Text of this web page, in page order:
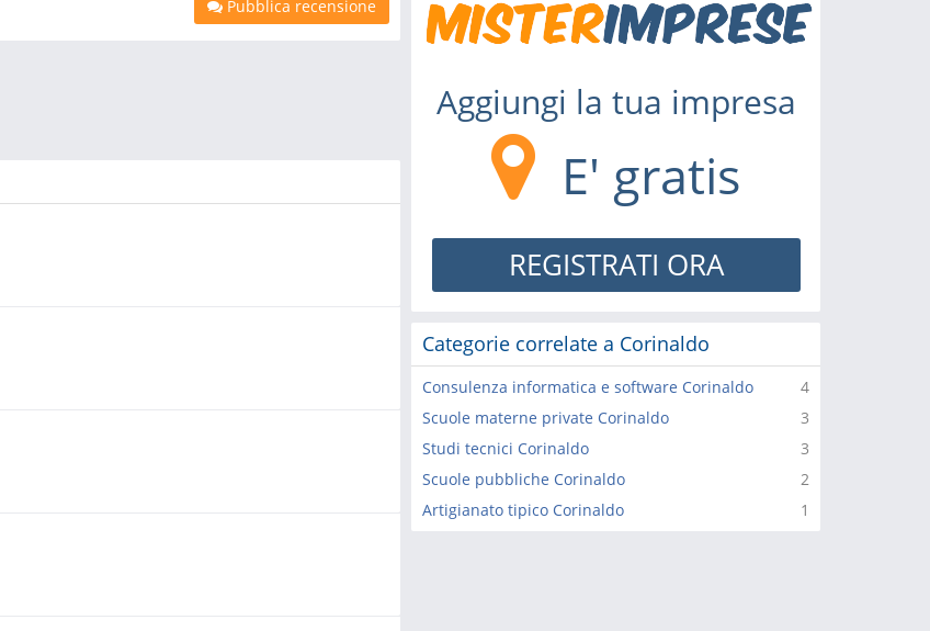
Pubblica recensione
Aggiungi la tua impresa
E' gratis
REGISTRATI ORA
Categorie correlate a Corinaldo
4
Consulenza informatica e software Corinaldo
3
Scuole materne private Corinaldo
3
Studi tecnici Corinaldo
2
Scuole pubbliche Corinaldo
1
Artigianato tipico Corinaldo